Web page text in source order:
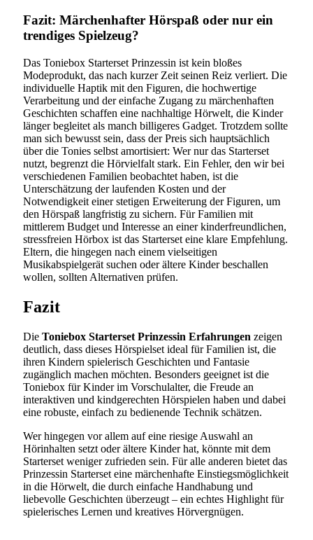
Fazit: Märchenhafter Hörspaß oder nur ein
trendiges Spielzeug?
Das Toniebox Starterset Prinzessin ist kein bloßes
Modeprodukt, das nach kurzer Zeit seinen Reiz verliert. Die
individuelle Haptik mit den Figuren, die hochwertige
Verarbeitung und der einfache Zugang zu märchenhaften
Geschichten schaffen eine nachhaltige Hörwelt, die Kinder
länger begleitet als manch billigeres Gadget. Trotzdem sollte
man sich bewusst sein, dass der Preis sich hauptsächlich
über die Tonies selbst amortisiert: Wer nur das Starterset
nutzt, begrenzt die Hörvielfalt stark. Ein Fehler, den wir bei
verschiedenen Familien beobachtet haben, ist die
Unterschätzung der laufenden Kosten und der
Notwendigkeit einer stetigen Erweiterung der Figuren, um
den Hörspaß langfristig zu sichern. Für Familien mit
mittlerem Budget und Interesse an einer kinderfreundlichen,
stressfreien Hörbox ist das Starterset eine klare Empfehlung.
Eltern, die hingegen nach einem vielseitigen
Musikabspielgerät suchen oder ältere Kinder beschallen
wollen, sollten Alternativen prüfen.
Fazit
Die Toniebox Starterset Prinzessin Erfahrungen zeigen
deutlich, dass dieses Hörspielset ideal für Familien ist, die
ihren Kindern spielerisch Geschichten und Fantasie
zugänglich machen möchten. Besonders geeignet ist die
Toniebox für Kinder im Vorschulalter, die Freude an
interaktiven und kindgerechten Hörspielen haben und dabei
eine robuste, einfach zu bedienende Technik schätzen.
Wer hingegen vor allem auf eine riesige Auswahl an
Hörinhalten setzt oder ältere Kinder hat, könnte mit dem
Starterset weniger zufrieden sein. Für alle anderen bietet das
Prinzessin Starterset eine märchenhafte Einstiegsmöglichkeit
in die Hörwelt, die durch einfache Handhabung und
liebevolle Geschichten überzeugt – ein echtes Highlight für
spielerisches Lernen und kreatives Hörvergnügen.